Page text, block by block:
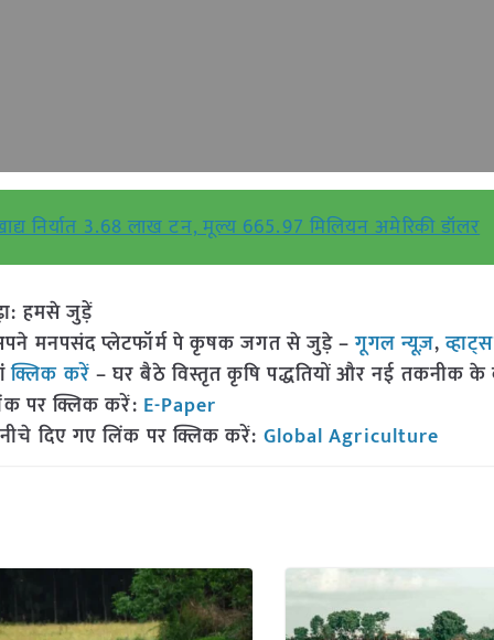
निर्यात 3.68 लाख टन, मूल्य 665.97 मिलियन अमेरिकी डॉलर
हमसे जुड़ें
मनपसंद प्लेटफॉर्म पे कृषक जगत से जुड़े –गूगल न्यूज़,
क्लिक करें – घर बैठे विस्तृत कृषि पद्धतियों और नई तकनीक के
पर क्लिक करें: E-Paper
दिए गए लिंक पर क्लिक करें: Global Agriculture